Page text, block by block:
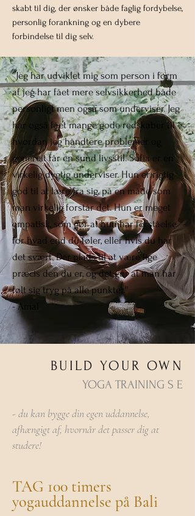
skabt til dig, der ønsker både faglig fordybelse,
personlig forankning og en dybere
forbindelse til dig selv.
''Jeg har udviklet mig som person i form
af jeg har fået mere selvsikkerhed både
personligt men også som underviser. Jeg
har også fået mange gode redskaber til
hvordan jeg håndtere problemer og
generelt får en sund livsstil. Sofia er en
virkelig dygtig underviser. Hun er rigtig
god til at lære fra sig, på en måde som
man virkelig forstår det. Hun er meget
empatisk, som gør at hun har forståelse
for hvad end du føler, eller hvis du har
det svært. Der plads til at være lige
præcis den du er, og det gør at man har
følt sig tryg på alle punkter.''
- Amal
BUILD YOUR OWN
YOGA TRAINING S E
- du kan bygge din egen uddannelse,
afhængigt af, hvornår det passer dig at
studere!
TAG 100 timers
yogauddannelse på Bali